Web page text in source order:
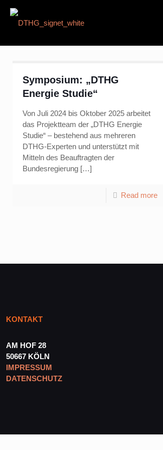
Symposium: „DTHG
Energie Studie“
Von Juli 2024 bis Oktober 2025 arbeitet
das Projektteam der „DTHG Energie
Studie“ – bestehend aus mehreren
DTHG-Experten und unterstützt mit
Mitteln des Beauftragten der
Bundesregierung […]
Read more
KONTAKT
AM HOF 28
50667 KÖLN
IMPRESSUM
DATENSCHUTZ